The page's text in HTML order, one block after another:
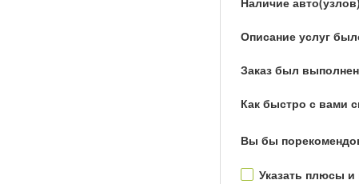
Описание услуг
Заказ был
Как быстро с вами
Вы бы
Указать плюсы